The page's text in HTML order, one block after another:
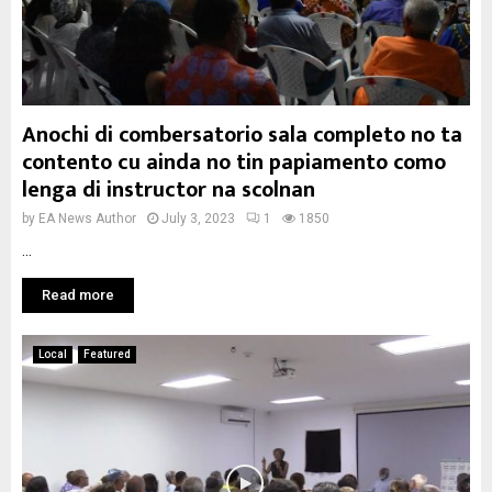
Anochi di combersatorio sala completo no ta
contento cu ainda no tin papiamento como
lenga di instructor na scolnan
by EA News Author July 3, 2023 1 1850
Read more
Local Featured